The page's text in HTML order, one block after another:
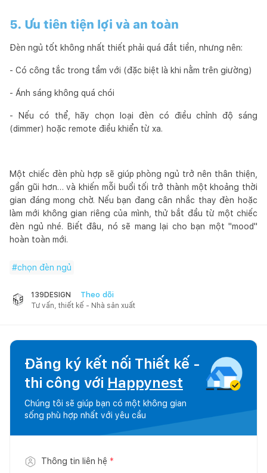
5. Ưu tiên tiện lợi và an toàn
Đèn ngủ tốt không nhất thiết phải quá đắt tiền, nhưng nên:
- Có công tắc trong tầm với (đặc biệt là khi nằm trên giường)
- Ánh sáng không quá chói
- Nếu có thể, hãy chọn loại đèn có điều chỉnh độ sáng
(dimmer) hoặc remote điều khiển từ xa.
Một chiếc đèn phù hợp sẽ giúp phòng ngủ trở nên thân thiện,
gần gũi hơn… và khiến mỗi buổi tối trở thành một khoảng thời
gian đáng mong chờ. Nếu bạn đang cân nhắc thay đèn hoặc
làm mới không gian riêng của mình, thử bắt đầu từ một chiếc
đèn ngủ nhé. Biết đâu, nó sẽ mang lại cho bạn một "mood"
hoàn toàn mới.
#chọn đèn ngủ
139DESIGN Theo dõi
Tư vấn, thiết kế - Nhà sản xuất
Đăng ký kết nối Thiết kế -
thi công với Happynest
Chúng tôi sẽ giúp bạn có một không gian
sống phù hợp nhất với yêu cầu
Thông tin liên hệ *